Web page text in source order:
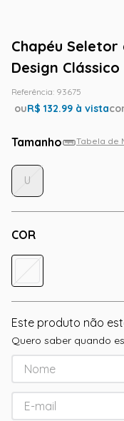
Chapéu
Design Clássico
Referência: 93675
ouR$ 132.99 à vista
Tamanho Tabela de
COR
U
Este produto não
Quero saber quando